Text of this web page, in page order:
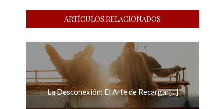
ARTÍCULOS RELACIONADOS
La Desconexión: El Arte de Recargar[...]